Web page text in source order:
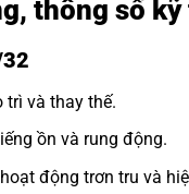
thông số
trì và thay thế.
ồn và rung động.
động trơn tru và